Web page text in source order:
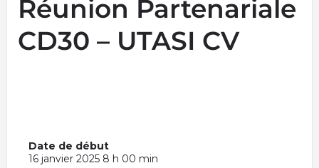
Réunion Partenariale
CD30 – UTASI CV
Date de début
16 janvier 2025 8 h 00 min